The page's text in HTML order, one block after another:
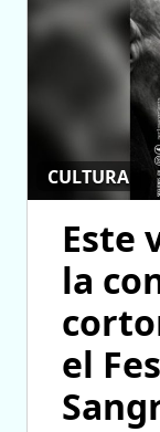
CULTURA
Este
la
el